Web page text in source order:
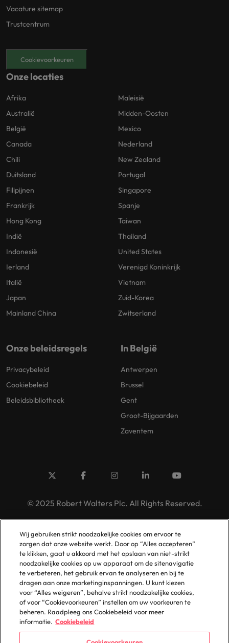
Vacature sitemap
Trustcentrum
Cookievoorkeuren
Onze locaties
Afrika
Australië
België
Canada
Chili
Duitsland
Filipijnen
Frankrijk
Hong Kong
Indië
Indonesië
Ierland
Italië
Japan
Mainland China
Maleisië
Midden-Oosten
Mexico
Nederland
New Zealand
Portugal
Singapore
Spanje
Taiwan
Thailand
United States
Verenigd Koninkrijk
Vietnam
Zuid-Korea
Zwitserland
Onze beleidsregels
Privacybeleid
Cookiebeleid
Beleidsbibliotheek
In België
Antwerpen
Brussel
Gent
Groot-Bijgaarden
Zaventem
© 2025 Robert Walters Plc. All Rights Reserved.
Wij gebruiken strikt noodzakelijke cookies om ervoor te
zorgen dat onze website werkt. Door op “Alles accepteren”
te klikken, gaat u akkoord met het opslaan van niet-strikt
noodzakelijke cookies op uw apparaat om de sitenavigatie
te verbeteren, het gebruik ervan te analyseren en bij te
dragen aan onze marketinginspanningen. U kunt kiezen
voor “Alles weigeren”, behalve strikt noodzakelijke cookies,
of voor “Cookievoorkeuren” instellen om uw voorkeuren te
beheren. Raadpleeg ons Cookiebeleid voor meer
informatie. Cookiebeleid